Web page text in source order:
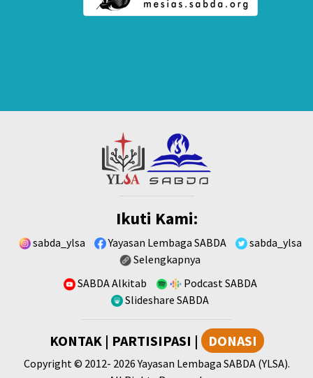
Ikuti Kami:
sabda_ylsa Yayasan Lembaga SABDA
sabda_ylsa
Selengkapnya
SABDA Alkitab
Podcast SABDA
Slideshare SABDA
KONTAK | PARTISIPASI | DONASI
Copyright © 2012- 2026Yayasan Lembaga SABDA (YLSA).